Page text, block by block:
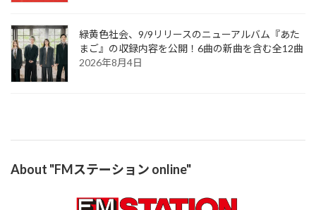
緑黄色社会、9/9リリースのニューアルバム『あた
まご』の収録内容を公開！6曲の新曲を含む全12曲
2026年8月4日
About "FMステーション online"